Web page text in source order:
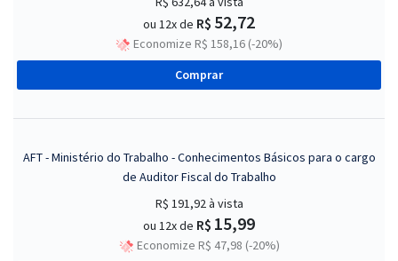
ou 12x de R$ 52,72
Economize R$ 158,16 (-20%)
Comprar
AFT - Ministério do Trabalho - Conhecimentos Básicos para o cargo
de Auditor Fiscal do Trabalho
R$ 191,92 à vista
ou 12x de R$ 15,99
Economize R$ 47,98 (-20%)